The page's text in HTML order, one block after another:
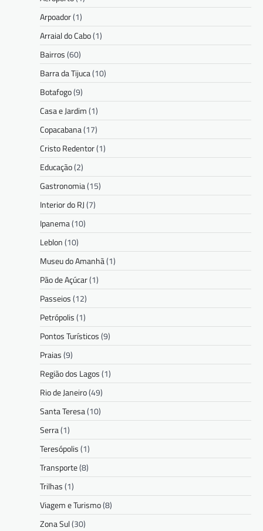
Arpoador(1)
Arraial do Cabo(1)
Bairros(60)
Barra da Tijuca(10)
Botafogo(9)
Casa e Jardim(1)
Copacabana(17)
Cristo Redentor(1)
Educação(2)
Gastronomia(15)
Interior do RJ(7)
Ipanema(10)
Leblon(10)
Museu do Amanhã(1)
Pão de Açúcar(1)
Passeios(12)
Petrópolis(1)
Pontos Turísticos(9)
Praias(9)
Região dos Lagos(1)
Rio de Janeiro(49)
Santa Teresa(10)
Serra(1)
Teresópolis(1)
Transporte(8)
Trilhas(1)
Viagem e Turismo(8)
Zona Sul(30)